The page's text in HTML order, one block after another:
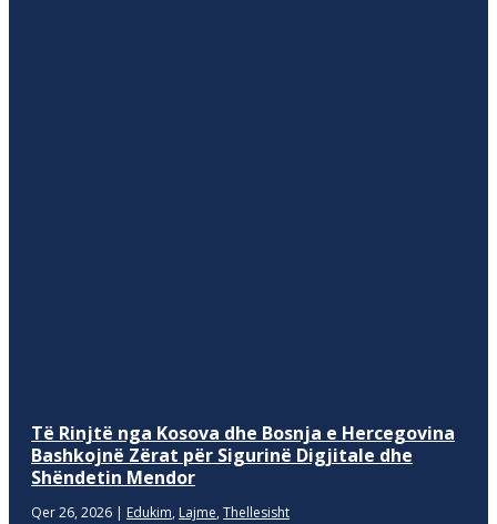
Të Rinjtë nga Kosova dhe Bosnja e Hercegovina
Bashkojnë Zërat për Sigurinë Digjitale dhe
Shëndetin Mendor
Qer 26, 2026 | Edukim, Lajme, Thellesisht